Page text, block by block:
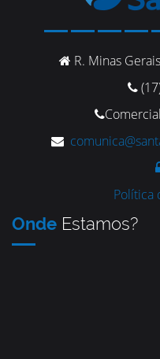
R. Minas
Política
Onde Estamos?